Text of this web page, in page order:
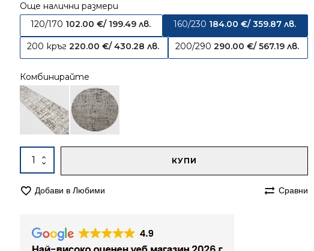
Още налични размери
120/170 102.00 €/ 199.49 лв. 160/230 184.00 €/ 359.87 лв.
200 кръг220.00€/ 430.28 лв. 200/290290.00€/ 567.19 лв.
Комбинирайте
количество
за
160/230
бежов
КУПИ
Добави в Любими Сравни